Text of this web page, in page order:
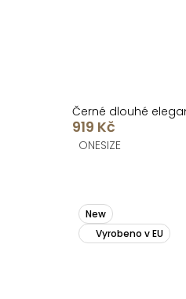
Černé dlouhé
919 Kč
ONESIZE
New
Vyrobeno v EU